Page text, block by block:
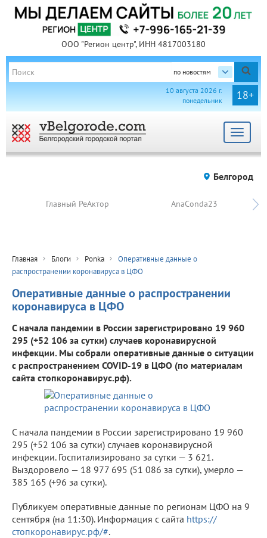
ООО "Регион центр", ИНН 4817003180
по новостям
18+
10 августа 2026 г.
понедельник
Toggle
Белгород
Главный РеАктор AnaConda23
Главная Блоги Ponka
Оперативные данные о
распространении коронавируса в ЦФО
Оперативные данные о распространении
коронавируса в ЦФО
С начала пандемии в России зарегистрировано 19 960
295 (+52 106 за сутки) случаев коронавирусной
инфекции. Мы собрали оперативные данные о ситуации
с распространением COVID-19 в ЦФО (по материалам
сайта стопкоронавирус.рф).
С начала пандемии в России зарегистрировано 19 960
295 (+52 106 за сутки) случаев коронавирусной
инфекции. Госпитализировано за сутки — 3 621.
Выздоровело — 18 977 695 (51 086 за сутки), умерло —
385 165 (+96 за сутки).
Публикуем оперативные данные по регионам ЦФО на 9
сентября (на 11:30). Информация с сайта https://
стопкоронавирус.рф/#.